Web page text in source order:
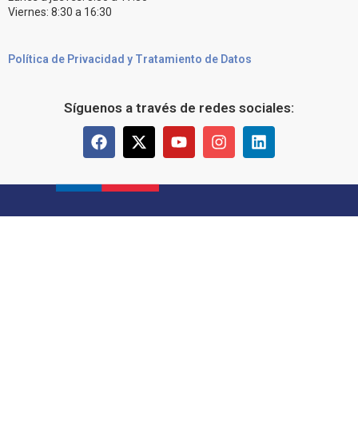
Viernes: 8:30 a 16:30
Política de Privacidad y Tratamiento de Datos
Síguenos a través de redes sociales: